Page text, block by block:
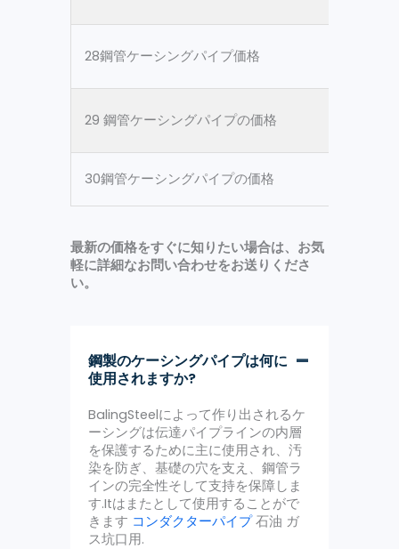
28鋼管ケーシングパイプ価格
29 鋼管ケーシングパイプの価格
30鋼管ケーシングパイプの価格
最新の価格をすぐに知りたい場合は、お気
軽に詳細なお問い合わせをお送りくださ
い。
鋼製のケーシングパイプは何に
使用されますか?
BalingSteelによって作り出されるケ
ーシングは伝達パイプラインの内層
を保護するために主に使用され、汚
染を防ぎ、基礎の穴を支え、鋼管ラ
インの完全性そして支持を保障しま
す.Itはまたとして使用することがで
きます コンダクターパイプ石油 ガ
ス坑口用.